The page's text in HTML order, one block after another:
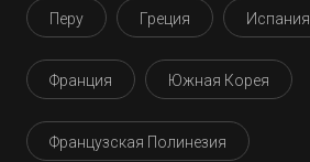
Перу Греция Испания
Франция Южная Корея
Французская Полинезия